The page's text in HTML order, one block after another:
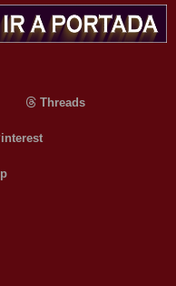
Threads